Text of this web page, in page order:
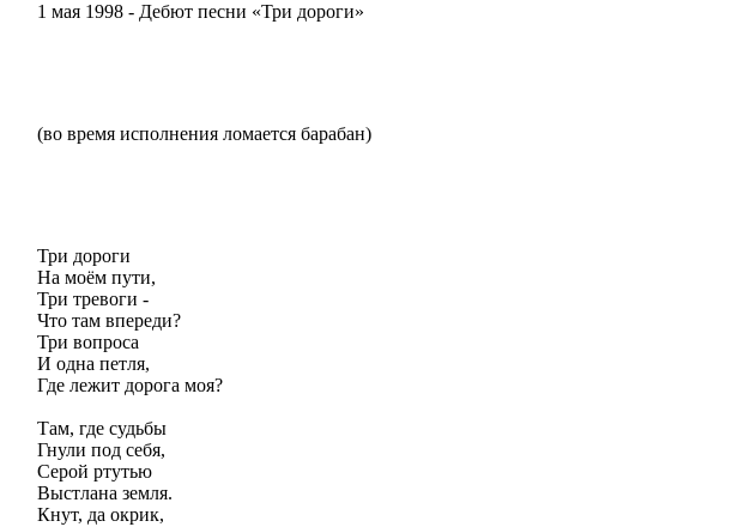
1 мая 1998 - Дебют песни «Три дороги»
(во время исполнения ломается барабан)
Три дороги
На моём пути,
Три тревоги -
Что там впереди?
Три вопроса
И одна петля,
Где лежит дорога моя?
Там, где судьбы
Гнули под себя,
Серой ртутью
Выстлана земля.
Кнут, да окрик,